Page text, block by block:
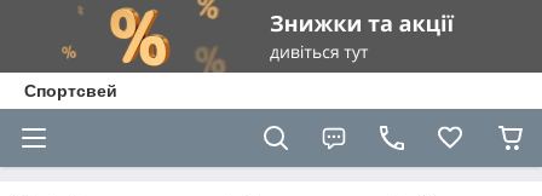
Спортсвей